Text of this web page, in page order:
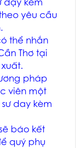
dạy kèm
yêu cầu
thể nhắn
Thơ tại
pháp
viên một
day kèm
báo kết
quý phụ